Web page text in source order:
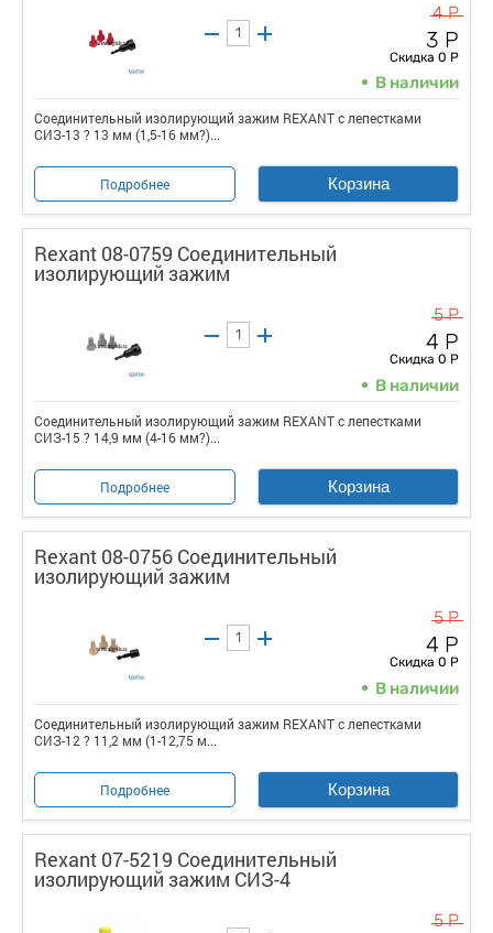
4 Р
3 Р
Скидка 0 Р
В наличии
Соединительный изолирующий зажим REXANT с лепестками
СИЗ-13 ? 13 мм (1,5-16 мм?)...
Подробнее Корзина
Rexant 08-0759 Соединительный
изолирующий зажим
5 Р
4 Р
Скидка 0 Р
В наличии
Соединительный изолирующий зажим REXANT с лепестками
СИЗ-15 ? 14,9 мм (4-16 мм?)...
Подробнее Корзина
Rexant 08-0756 Соединительный
изолирующий зажим
5 Р
4 Р
Скидка 0 Р
В наличии
Соединительный изолирующий зажим REXANT с лепестками
СИЗ-12 ? 11,2 мм (1-12,75 м...
Подробнее Корзина
Rexant 07-5219 Соединительный
изолирующий зажим СИЗ-4
5 Р